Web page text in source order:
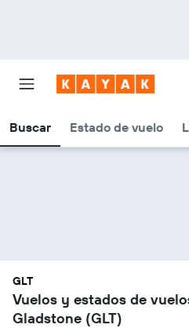
Buscar Estado de vuelo
GLT
Vuelos y estados de
Gladstone (GLT)